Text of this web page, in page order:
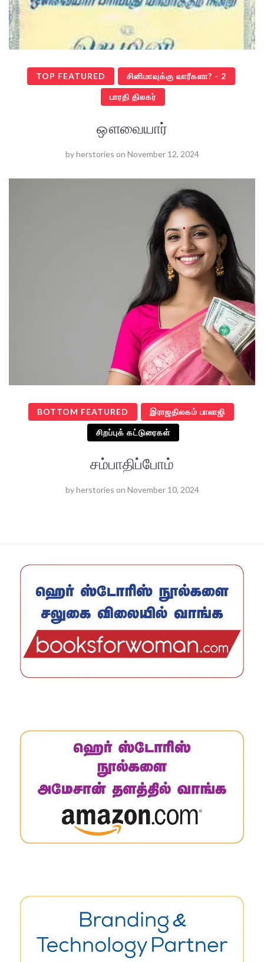
TOP FEATURED சினிமாவுக்கு வாரீகளா? - 2
பாரதி திலகர்
ஔவையார்
byherstories on November 12, 2024
BOTTOM FEATURED இராஜதிலகம் பாலாஜி
சிறப்புக் கட்டுரைகள்
சம்பாதிப்போம்
byherstories on November 10, 2024